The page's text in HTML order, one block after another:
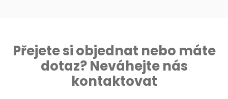
Přejete si objednat nebo máte
dotaz? Neváhejte nás
kontaktovat